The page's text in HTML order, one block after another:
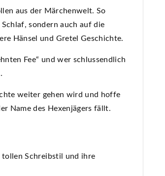
aus der Märchenwelt. So
sondern auch auf die
Hänsel und Gretel Geschichte.
Fee“ und wer schlussendlich
weiter gehen wird und hoffe
Name des Hexenjägers fällt.
Schreibstil und ihre